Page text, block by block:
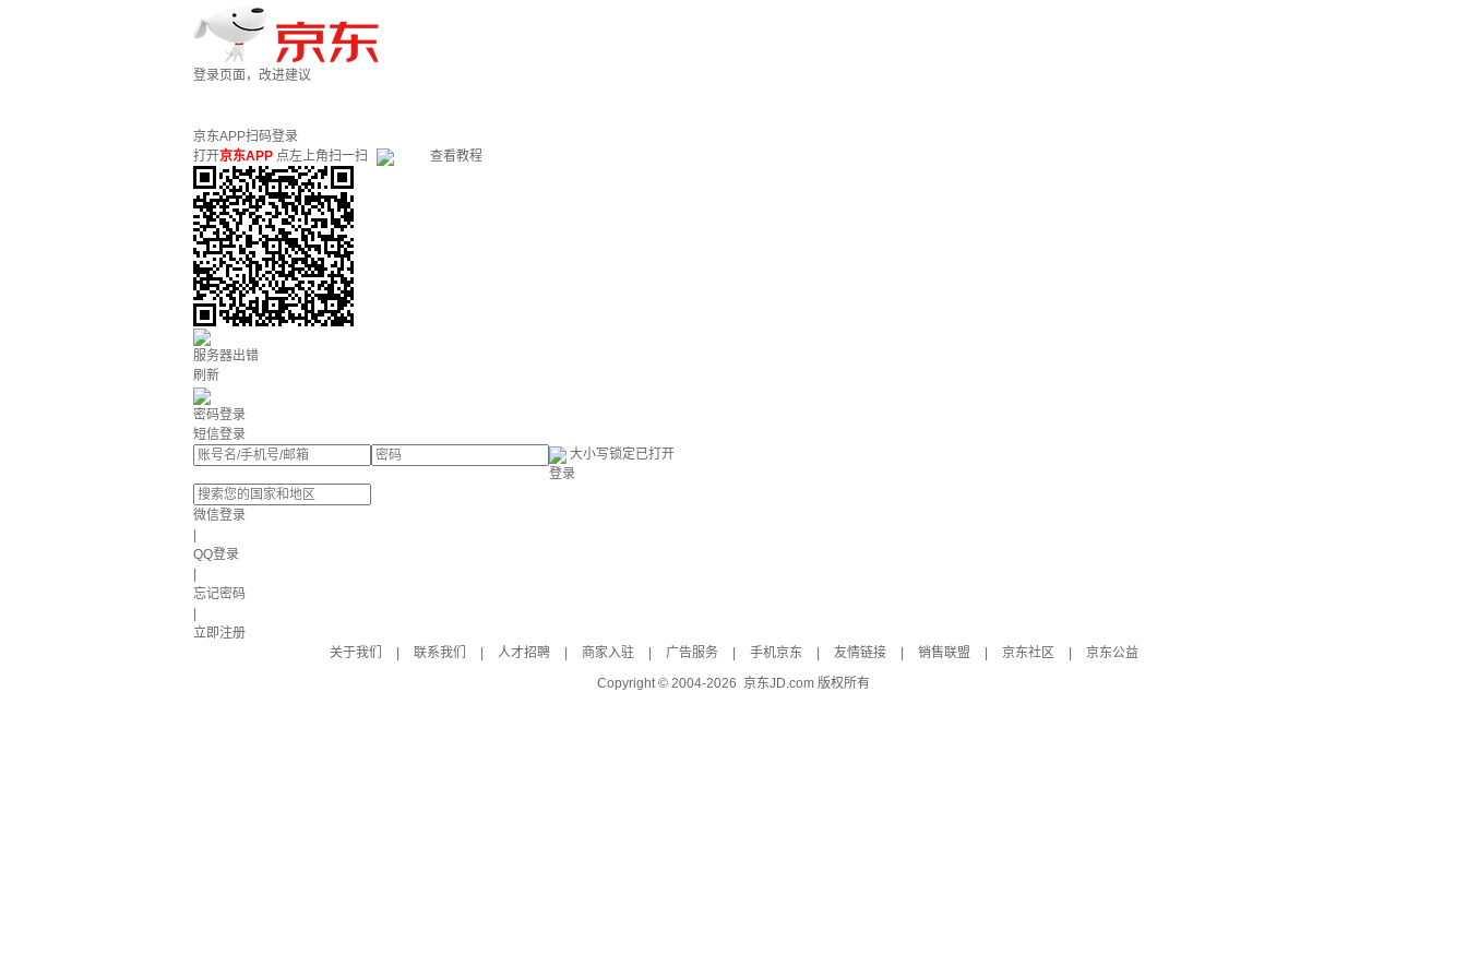
登录页面，改进建议
京东APP扫码登录
打开京东APP 点左上角扫一扫 查看教程
服务器出错
刷新
密码登录
短信登录
大小写锁定已打开
登录
微信登录
QQ登录
忘记密码
立即注册
关于我们
联系我们 人才招聘 商家入驻 广告服务 手机京东 友情链接 销售联盟 京东社区
京东公益
Copyright © 2004-2026 京东JD.com 版权所有